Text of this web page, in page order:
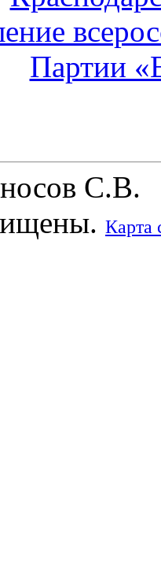
С.В.
Карта